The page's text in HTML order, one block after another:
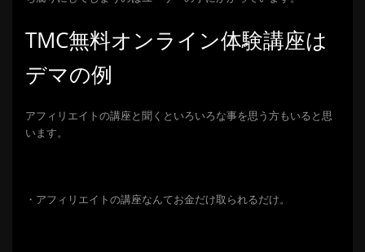
TMC無料オンライン体験講座は
デマの例
アフィリエイトの講座と聞くといろいろな事を思う方もいると思
います。
・アフィリエイトの講座なんてお金だけ取られるだけ。